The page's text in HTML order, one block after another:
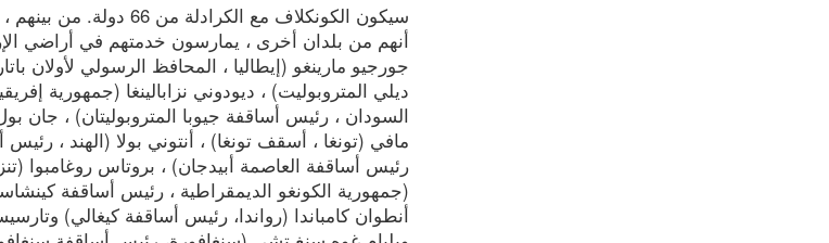
أنهم من بلدان أخرى ، يمارسون خدمتهم في أراضي
جورجيو مارينغو (إيطاليا ، المحافظ الرسولي لأولان
ديلي المتروبوليت) ، ديودوني نزابالينغا (جمهورية
السودان ، رئيس أساقفة جيوبا المتروبوليتان) ، جان
مافي (تونغا ، أسقف تونغا) ، أنتوني بولا (الهند ،
رئيس أساقفة العاصمة أبيدجان) ، بروتاس روغامبوا
(جمهورية الكونغو الديمقراطية ، رئيس أساقفة
أنطوان كامباندا (رواندا، رئيس أساقفة كيغالي)